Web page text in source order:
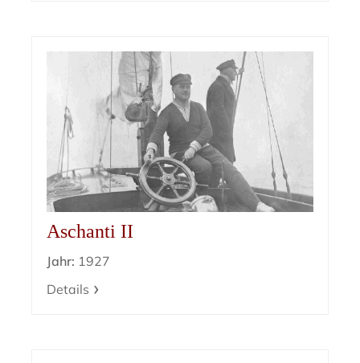
Aschanti II
Jahr: 1927
Details